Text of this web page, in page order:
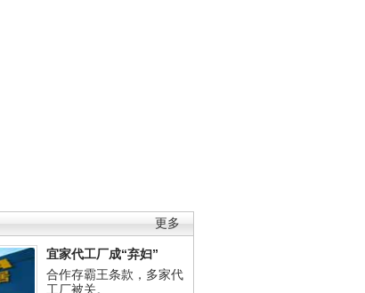
更多
宜家代工厂成“弃妇”
合作存霸王条款，多家代
工厂被关。